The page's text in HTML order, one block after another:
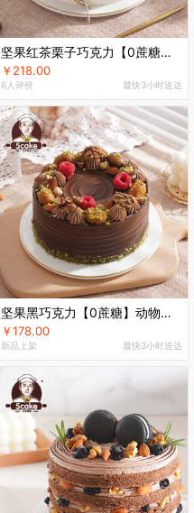
坚果红茶栗子巧克力【0蔗糖】特调动物奶油蛋糕
￥218.00
6人评价 最快3小时送达
坚果黑巧克力【0蔗糖】动物奶油蛋糕
￥178.00
新品上架 最快3小时送达